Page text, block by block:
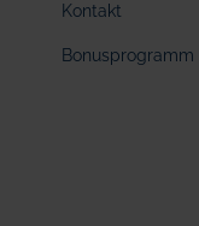
Kontakt
Bonusprogramm